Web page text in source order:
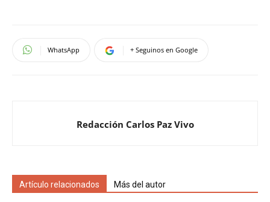
WhatsApp + Seguinos en Google
Redacción Carlos Paz Vivo
Artículo relacionados Más del autor